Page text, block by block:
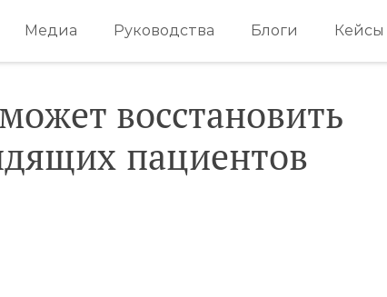
Медиа Руководства Блоги Кейсы
восстановить
пациентов